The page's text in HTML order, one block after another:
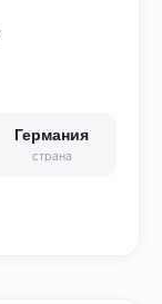
Германия
страна